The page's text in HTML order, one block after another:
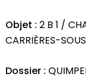
Objet : 2 B 1 /
CARRIÈRES-
Dossier :